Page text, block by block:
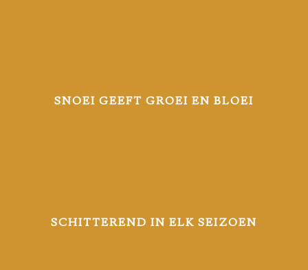
SNOEI GEEFT GROEI EN BLOEI
SCHITTEREND IN ELK SEIZOEN